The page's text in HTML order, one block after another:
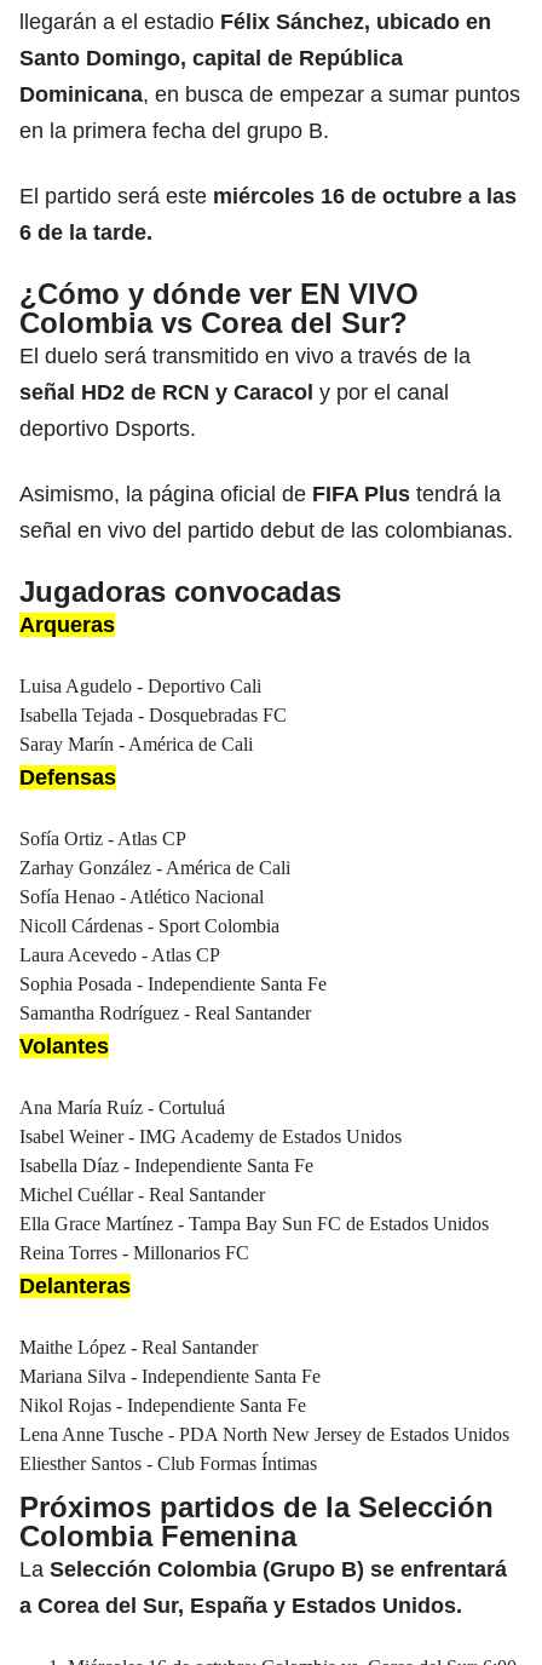
llegarán a el estadio Félix Sánchez, ubicado en
Santo Domingo, capital de República
Dominicana, en busca de empezar a sumar puntos
en la primera fecha del grupo B.
El partido será este miércoles 16 de octubre a las
6 de la tarde.
¿Cómo y dónde ver EN VIVO
Colombia vs Corea del Sur?
El duelo será transmitido en vivo a través de la
señal HD2 de RCN y Caracol y por el canal
deportivo Dsports.
Asimismo, la página oficial de FIFA Plus tendrá la
señal en vivo del partido debut de las colombianas.
Jugadoras convocadas
Arqueras
Luisa Agudelo - Deportivo Cali
Isabella Tejada - Dosquebradas FC
Saray Marín - América de Cali
Defensas
Sofía Ortiz - Atlas CP
Zarhay González - América de Cali
Sofía Henao - Atlético Nacional
Nicoll Cárdenas - Sport Colombia
Laura Acevedo - Atlas CP
Sophia Posada - Independiente Santa Fe
Samantha Rodríguez - Real Santander
Volantes
Ana María Ruíz - Cortuluá
Isabel Weiner - IMG Academy de Estados Unidos
Isabella Díaz - Independiente Santa Fe
Michel Cuéllar - Real Santander
Ella Grace Martínez - Tampa Bay Sun FC de Estados Unidos
Reina Torres - Millonarios FC
Delanteras
Maithe López - Real Santander
Mariana Silva - Independiente Santa Fe
Nikol Rojas - Independiente Santa Fe
Lena Anne Tusche - PDA North New Jersey de Estados Unidos
Eliesther Santos - Club Formas Íntimas
Próximos partidos de la Selección
Colombia Femenina
La Selección Colombia (Grupo B) se enfrentará
a Corea del Sur, España y Estados Unidos.